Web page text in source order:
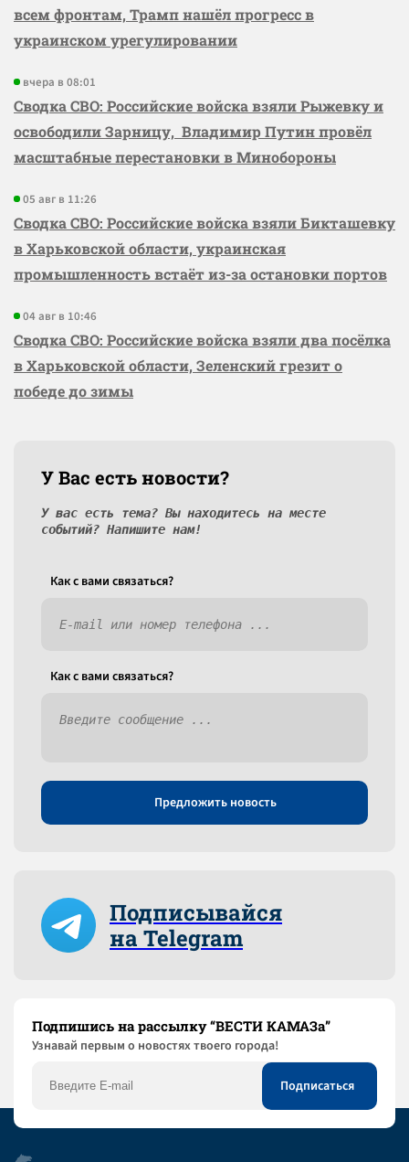
всем фронтам, Трамп нашёл прогресс в
украинском урегулировании
вчера в 08:01
Сводка СВО: Российские войска взяли Рыжевку и
освободили Зарницу, Владимир Путин провёл
масштабные перестановки в Минобороны
05 авг в 11:26
Сводка СВО: Российские войска взяли Бикташевку
в Харьковской области, украинская
промышленность встаёт из-за остановки портов
04 авг в 10:46
Сводка СВО: Российские войска взяли два посёлка
в Харьковской области, Зеленский грезит о
победе до зимы
У Вас есть новости?
У вас есть тема? Вы находитесь на месте
событий? Напишите нам!
Как c вами связаться?
Как c вами связаться?
Предложить новость
Подписывайся
на Telegram
Подпишись на рассылку “ВЕСТИ КАМАЗа”
Узнaвай первым о новостях твоего города!